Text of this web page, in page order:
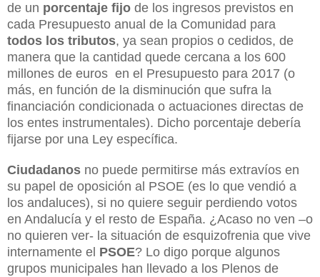
de un porcentaje fijo de los ingresos previstos en
cada Presupuesto anual de la Comunidad para
todos los tributos, ya sean propios o cedidos, de
manera que la cantidad quede cercana a los 600
millones de euros en el Presupuesto para 2017 (o
más, en función de la disminución que sufra la
financiación condicionada o actuaciones directas de
los entes instrumentales). Dicho porcentaje debería
fijarse por una Ley específica.
Ciudadanos no puede permitirse más extravíos en
su papel de oposición al PSOE (es lo que vendió a
los andaluces), si no quiere seguir perdiendo votos
en Andalucía y el resto de España. ¿Acaso no ven –o
no quieren ver- la situación de esquizofrenia que vive
internamente el PSOE? Lo digo porque algunos
grupos municipales han llevado a los Plenos de